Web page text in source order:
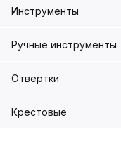
Инструменты
Ручные инструменты
Отвертки
Крестовые